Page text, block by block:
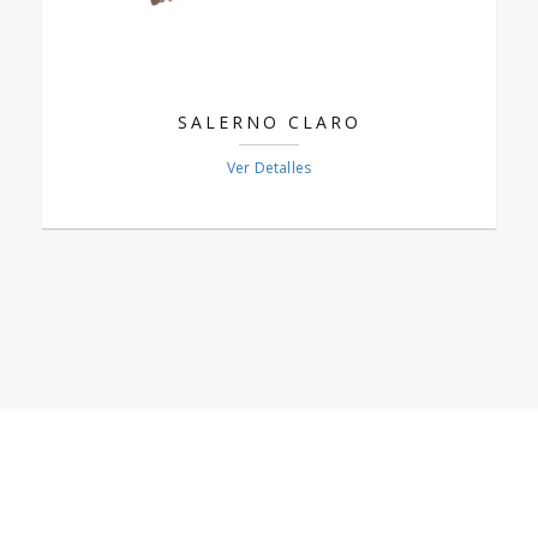
SALERNO CLARO
Ver Detalles